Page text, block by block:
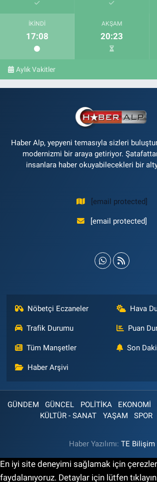
İKINDI
17:08
AKŞAM
20:23
Aylık Vakitler
Haber Alp, yepyeni temasıyla sizleri
modernizmi bir araya getiriyor.
insanlara haber okuyabilecekleri bir
[email protected]
[email protected]
Nöbetçi Eczaneler Hava
Trafik Durumu Puan
Tüm Manşetler Son
Haber Arşivi
GÜNDEM GÜNCEL POLİTİKA EKONOMİ
KÜLTÜR - SANAT
YAŞAM SPOR
Haber Yazılımı: TE Bilişim
En iyi site deneyimi sağlamak için
faydalanıyoruz. Detaylar için lütfen